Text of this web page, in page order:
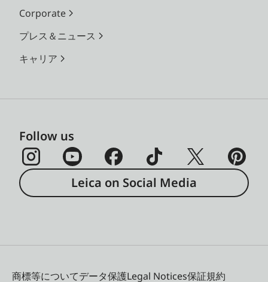
Corporate
プレス＆ニュース
キャリア
Follow us
Leica on Social Media
商標等についてデータ保護Legal Notices保証規約